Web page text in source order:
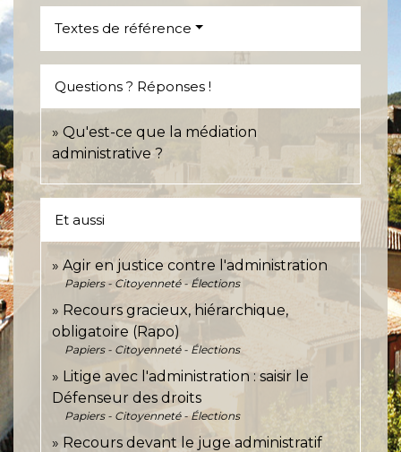
Textes de référence
Questions ? Réponses !
Qu'est-ce que la médiation
administrative ?
Et aussi
Agir en justice contre l'administration
Papiers - Citoyenneté - Élections
Recours gracieux, hiérarchique,
obligatoire (Rapo)
Papiers - Citoyenneté - Élections
Litige avec l'administration : saisir le
Défenseur des droits
Papiers - Citoyenneté - Élections
Recours devant le juge administratif